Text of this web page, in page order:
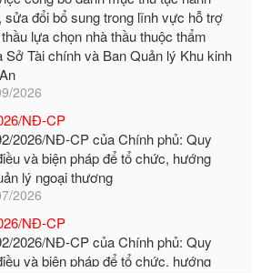
Tài chính và Ban Quản lý Khu kinh
2026
NĐ-CP
2026/NĐ-CP của Chính phủ: Quy
và biện pháp để tổ chức, hướng
lý ngoại thương
2026
NĐ-CP
2026/NĐ-CP của Chính phủ: Quy
và biện pháp để tổ chức, hướng
lý ngoại thương
2026